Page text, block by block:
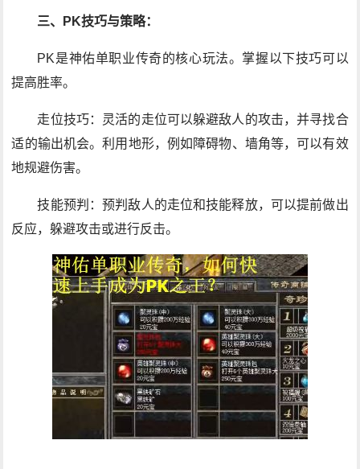
三、PK技巧与策略：
PK是神佑单职业传奇的核心玩法。掌握以下技巧可以
提高胜率。
走位技巧：灵活的走位可以躲避敌人的攻击，并寻找合
适的输出机会。利用地形，例如障碍物、墙角等，可以有效
地规避伤害。
技能预判：预判敌人的走位和技能释放，可以提前做出
反应，躲避攻击或进行反击。